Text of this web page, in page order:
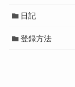
日記
登録方法